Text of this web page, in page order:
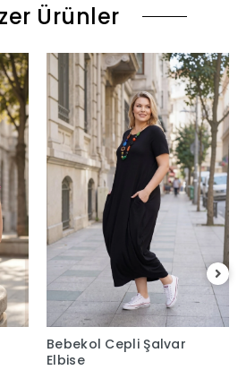
Ürünler
Bebekol Cepli Şalvar
Elbise